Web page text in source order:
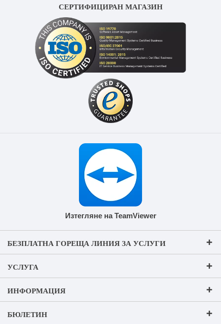
СЕРТИФИЦИРАН МАГАЗИН
Изтегляне на TeamViewer
БЕЗПЛАТНА ГОРЕЩА ЛИНИЯ ЗА УСЛУГИ
УСЛУГА
ИНФОРМАЦИЯ
БЮЛЕТИН